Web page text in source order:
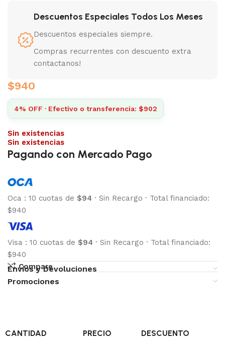
Descuentos Especiales Todos Los Meses
Descuentos especiales siempre.
Compras recurrentes con descuento extra
contactanos!
$940
4% OFF · Efectivo o transferencia: $902
Sin existencias
Sin existencias
Pagando con Mercado Pago
Oca : 10 cuotas de $94 · Sin Recargo · Total financiado:
$940
Visa : 10 cuotas de $94 · Sin Recargo · Total financiado:
$940
Compare
Envíos y Devoluciones
Promociones
CANTIDAD PRECIO DESCUENTO